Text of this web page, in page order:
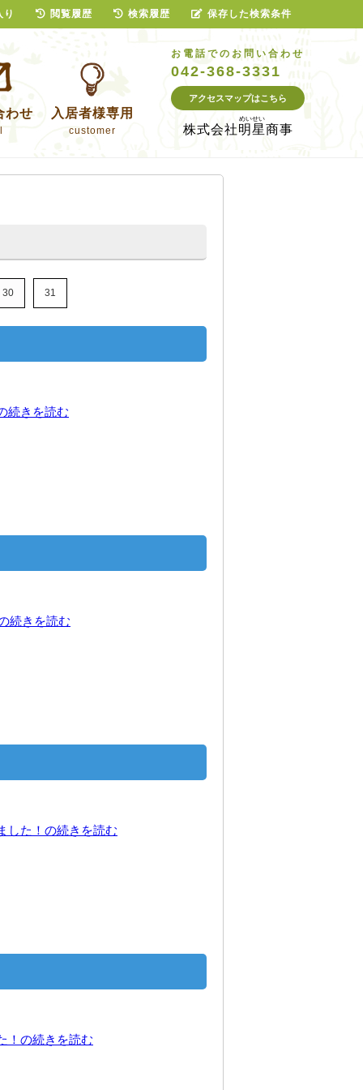
わせ 入居者様専用
customer
お電話でのお問い合わせ
042-368-3331
アクセスマップはこちら
株式会社明星商事
30 31
続きを読む
続きを読む
した！の続きを読む
！の続きを読む
り 閲覧履歴 検索履歴 保存した検索条件